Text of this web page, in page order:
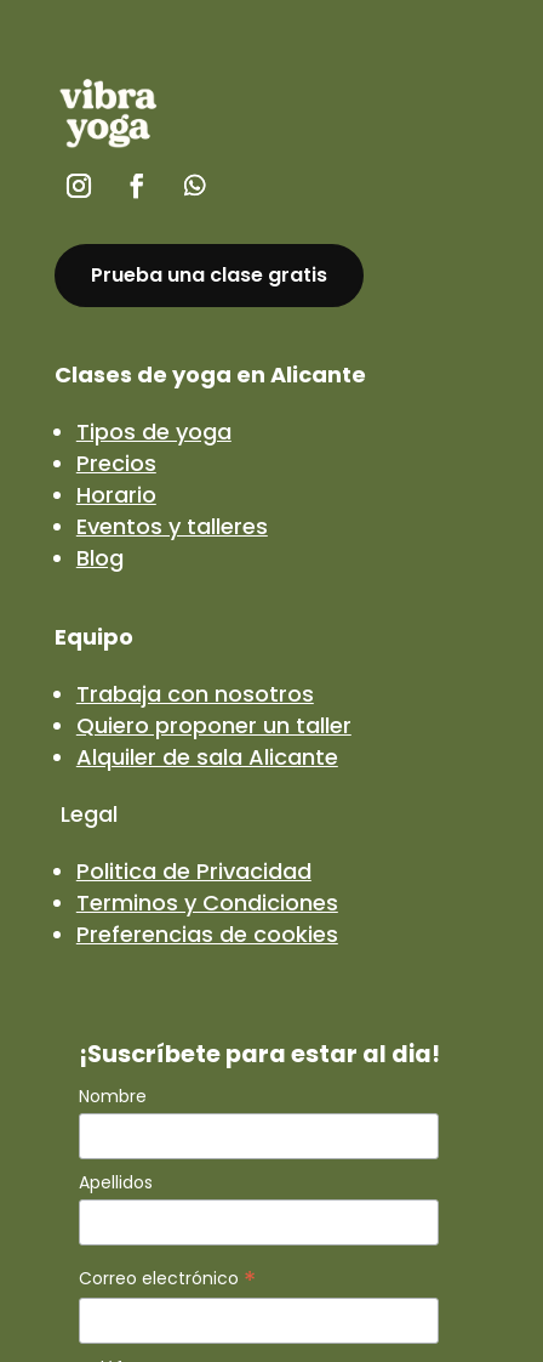
Prueba una clase gratis
Clases de yoga en Alicante
Tipos de yoga
Precios
Horario
Eventos y talleres
Blog
Equipo
Trabaja con nosotros
Quiero proponer un taller
Alquiler de sala Alicante
Legal
Politica de Privacidad
Terminos y Condiciones
Preferencias de cookies
¡Suscríbete para estar al dia!
Nombre
Apellidos
Correo electrónico *